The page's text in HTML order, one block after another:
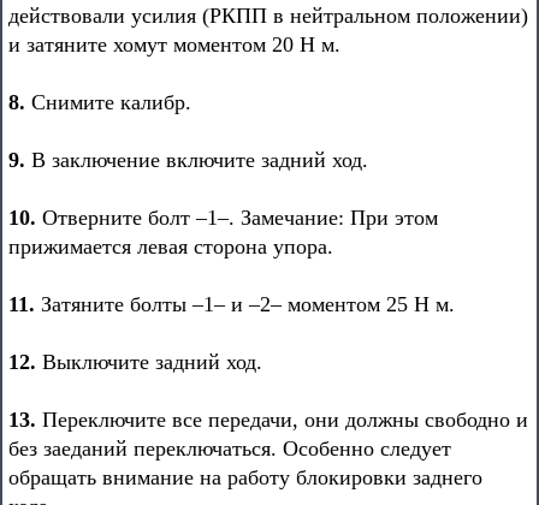
действовали усилия (РКПП в нейтральном положении)
и затяните хомут моментом 20 Н м.
8. Снимите калибр.
9. В заключение включите задний ход.
10. Отверните болт –1–. Замечание: При этом
прижимается левая сторона упора.
11. Затяните болты –1– и –2– моментом 25 Н м.
12. Выключите задний ход.
13. Переключите все передачи, они должны свободно и
без заеданий переключаться. Особенно следует
обращать внимание на работу блокировки заднего